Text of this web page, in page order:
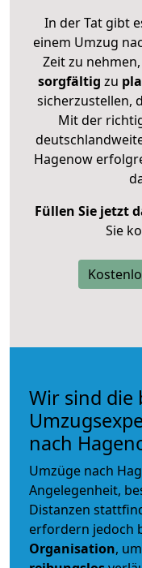
In der Tat gibt
einem Umzug
Zeit zu
sorgfältig zu
sicherzustellen,
Mit der
Hagenow
Füllen Sie jetzt
Sie
Wir sind die
nach
Umzüge nach
Angelegenheit,
Distanzen
erfordern jedoch
Organisation,